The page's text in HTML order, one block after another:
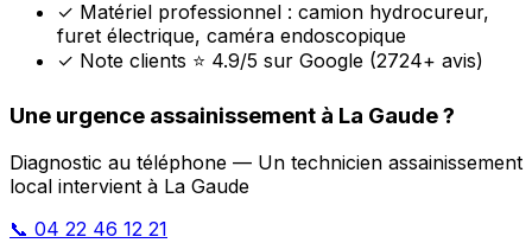
✓ Matériel professionnel : camion hydrocureur,
furet électrique, caméra endoscopique
✓ Note clients ⭐ 4.9/5 sur Google (2724+ avis)
Une urgence assainissement à La Gaude ?
Diagnostic au téléphone — Un technicien assainissement
local intervient à La Gaude
📞 04 22 46 12 21